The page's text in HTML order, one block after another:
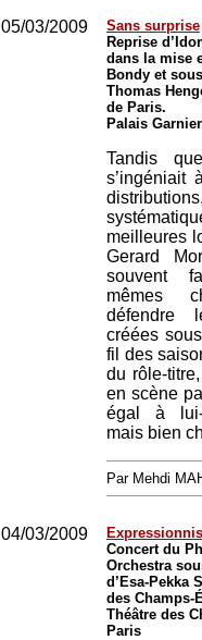
05/03/2009
Sans surprise
Reprise
dans la mise
Bondy et
Thomas
de Paris.
Palais
Tandis
s’ingéniait
meilleures
Gerard
souvent
mêmes
défendre
créées
fil des
du rôle-
en scène
égal à lui-
mais bien
Par Mehdi
04/03/2009
Concert du
Orchestra
d’Esa-Pekka
des Champs-
Théâtre des
Paris